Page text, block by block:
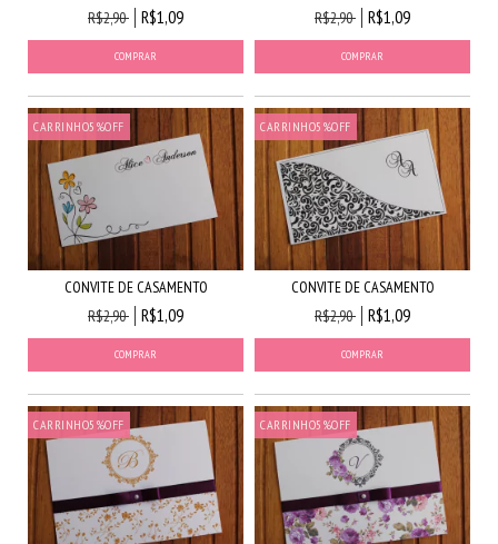
R$2,90
R$1,09
R$2,90
R$1,09
CARRINHO5%OFF
CONVITE DE CASAMENTO
R$2,90
R$1,09
CARRINHO5%OFF
CONVITE DE CASAMENTO
R$2,90
R$1,09
CARRINHO5%OFF CARRINHO5%OFF